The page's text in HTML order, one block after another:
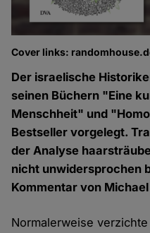
Cover links:
Der israelische
seinen Büchern "Eine
Menschheit" und
Bestseller vorgelegt.
der Analyse
nicht unwidersprochen
Kommentar von
Normalerweise